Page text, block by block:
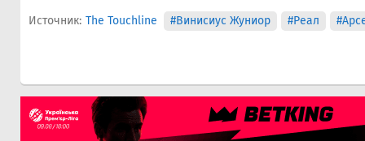
Источник: The Touchline #Винисиус Жуниор #Реал